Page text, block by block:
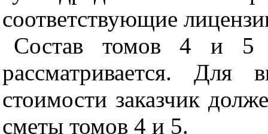
соответствующие
Состав томов 4 и 5
рассматривается. Для
стоимости заказчик
сметы томов 4 и 5.